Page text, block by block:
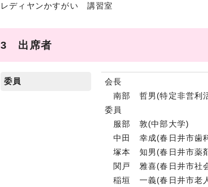
レディヤンかすがい 講習室
3 出席者
委員
会長
南部 哲男(特定非営利
委員
服部 敦(中部大
中田 幸成(春日井市歯
塚本 知男(春日井市薬
関戸 雅喜(春日井市社
稲垣 一義(春日井市老